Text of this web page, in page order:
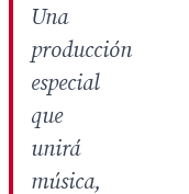
Una
producción
especial
que
unirá
música,